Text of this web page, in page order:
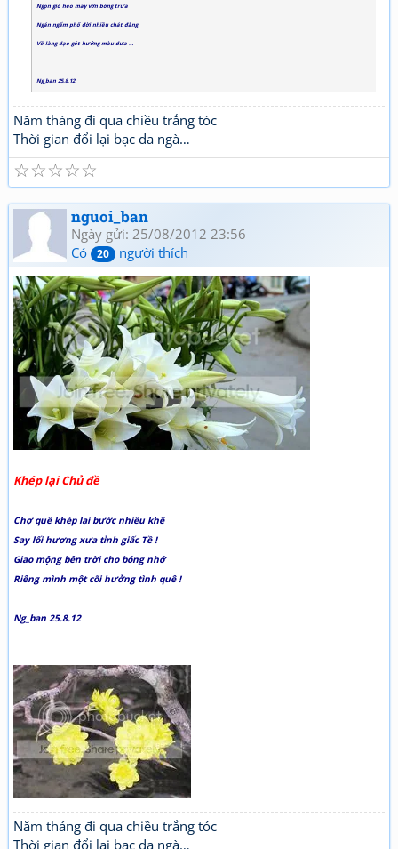
Ngọn gió heo may vờn bóng trưa
Ngán ngẩm phố đời nhiều chát đắng
Về làng dạo gót hưởng màu dưa …
Ng_ban 25.8.12
Năm tháng đi qua chiều trắng tóc
Thời gian đổi lại bạc da ngà…
☆
☆
☆
☆
☆
nguoi_ban
Ngày gửi: 25/08/2012 23:56
Có
20 người thích
Khép lại Chủ đề
Chợ quê khép lại bước nhiêu khê
Say lối hương xưa tỉnh giấc Tề !
Giao mộng bên trời cho bóng nhớ
Riêng mình một cõi hưởng tình quê !
Ng_ban 25.8.12
Năm tháng đi qua chiều trắng tóc
Thời gian đổi lại bạc da ngà…